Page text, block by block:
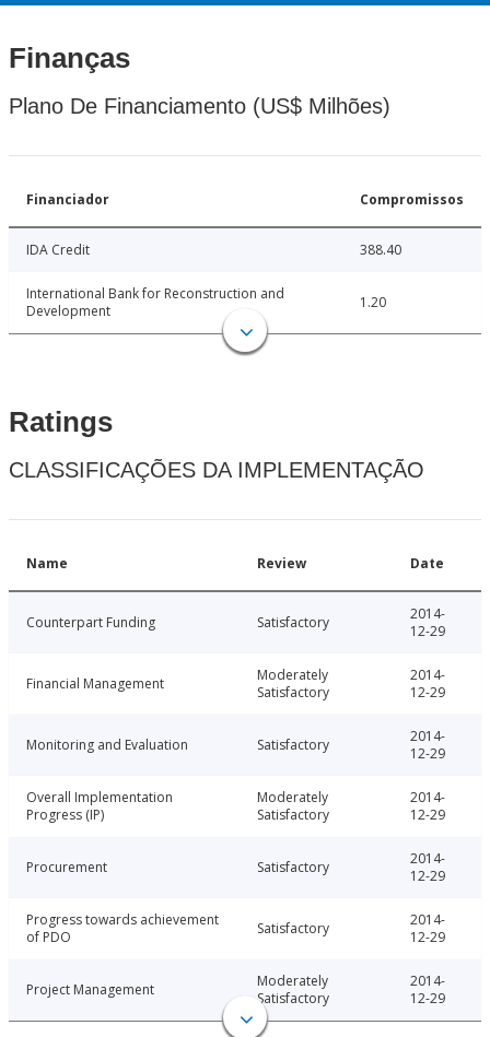
Finanças
Plano De Financiamento (US$ Milhões)
Financiador Compromissos
IDA Credit 388.40
International Bank for Reconstruction and
Development
1.20
Ratings
CLASSIFICAÇÕES DA IMPLEMENTAÇÃO
Name Review Date
Counterpart Funding Satisfactory
2014-
12-29
Financial Management
Moderately
Satisfactory
2014-
12-29
Monitoring and Evaluation Satisfactory
2014-
12-29
Overall Implementation
Progress (IP)
Moderately
Satisfactory
2014-
12-29
Procurement Satisfactory
2014-
12-29
Progress towards achievement
of PDO
Satisfactory
2014-
12-29
Project Management
Moderately
Satisfactory
2014-
12-29